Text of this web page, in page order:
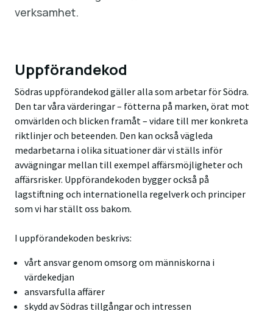
verksamhet.
Uppförandekod
Södras uppförandekod gäller alla som arbetar för Södra.
Den tar våra värderingar – fötterna på marken, örat mot
omvärlden och blicken framåt – vidare till mer konkreta
riktlinjer och beteenden. Den kan också vägleda
medarbetarna i olika situationer där vi ställs inför
avvägningar mellan till exempel affärsmöjligheter och
affärsrisker. Uppförandekoden bygger också på
lagstiftning och internationella regelverk och principer
som vi har ställt oss bakom.
I uppförandekoden beskrivs:
vårt ansvar genom omsorg om människorna i
värdekedjan
ansvarsfulla affärer
skydd av Södras tillgångar och intressen